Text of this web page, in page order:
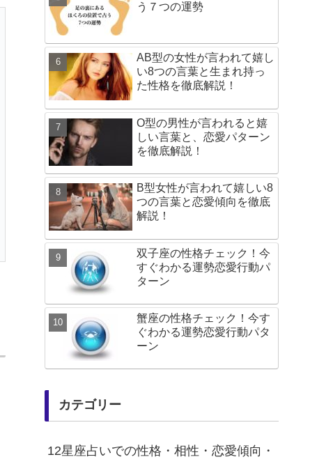
う７つの運勢
AB型の女性が言われて嬉し
い8つの言葉と生まれ持っ
た性格を徹底解説！
O型の男性が言われると嬉
しい言葉と、恋愛パターン
を徹底解説！
B型女性が言われて嬉しい8
つの言葉と恋愛傾向を徹底
解説！
双子座の性格チェック！今
すぐわかる運勢恋愛行動パ
ターン
蟹座の性格チェック！今す
ぐわかる運勢恋愛行動パタ
ーン
カテゴリー
12星座占いでの性格・相性・恋愛傾向・